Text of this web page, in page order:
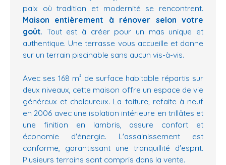
paix où tradition et modernité se rencontrent.
Maison entièrement à rénover selon votre
goût. Tout est à créer pour un mas unique et
authentique. Une terrasse vous accueille et donne
sur un terrain piscinable sans aucun vis-à-vis.
Avec ses 168 m² de surface habitable répartis sur
deux niveaux, cette maison offre un espace de vie
généreux et chaleureux. La toiture, refaite à neuf
en 2006 avec une isolation intérieure en trillâtes et
une finition en lambris, assure confort et
économie d'énergie. L'assainissement est
conforme, garantissant une tranquillité d'esprit.
Plusieurs terrains sont compris dans la vente.